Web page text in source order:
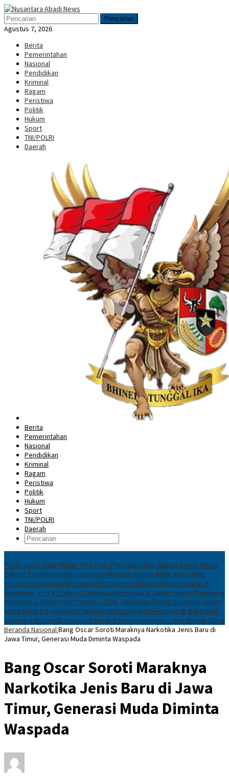
Loncat
ke
konten
Menu
Mobile
Pencarian
Agustus 7, 2026
Berita
Pemerintahan
Nasional
Pendidikan
Kriminal
Ragam
Peristiwa
Politik
Hukum
Sport
TNI/POLRI
Daerah
Berita
Pemerintahan
Nasional
Pendidikan
Kriminal
Ragam
Peristiwa
Politik
Hukum
Sport
TNI/POLRI
Daerah
Polda Jatim Gelar Nobar Final Piala Presiden 2026, Ribuan Bonek Mania
Dukung Persebaya dari Lapangan Mapolda Polres Blitar Kota Gelar
Gerakan Pangan Murah Sambut HUT Kemerdekaan RI ke-81 Geger di
Semampir, Pria 47 Tahun Ditemukan Meninggal di Dalam Kamar Rumahnya
Persebaya Juara Piala Presiden 2026, Taklukkan Persib Dramatis Lewat
Adu Penalti 6-5 Sengketa Tagihan Utilitas Apartemen Puncak Bukit Golf
Surabaya Berlanjut, Penyewa Minta Transparansi Meter dan Rincian Biaya
Beranda NasionalBang Oscar Soroti Maraknya Narkotika Jenis Baru di
Jawa Timur, Generasi Muda Diminta Waspada
Bang Oscar Soroti Maraknya
Narkotika Jenis Baru di Jawa
Timur, Generasi Muda Diminta
Waspada